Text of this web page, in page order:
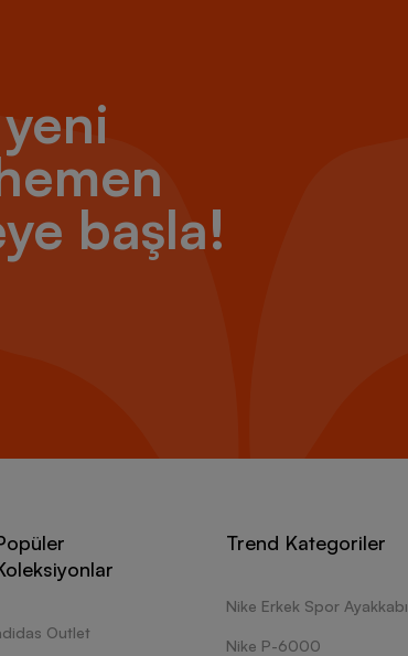
başla!
Outlet
Trend Kategoriler
Nike Erkek Spor Ayakkabı
Nike P-6000